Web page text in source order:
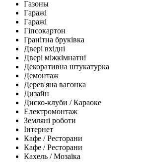
Газоны
Гаражі
Гаражі
Гіпсокартон
Гранітна бруківка
Двері вхідні
Двері міжкімнатні
Декоративна штукатурка
Демонтаж
Дерев'яна вагонка
Дизайн
Диско-клуби / Караоке
Електромонтаж
Земляні роботи
Інтернет
Кафе / Ресторани
Кафе / Ресторани
Кахель / Мозаїка